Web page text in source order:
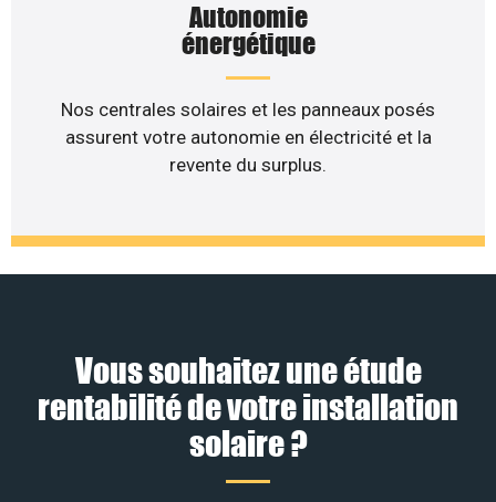
Autonomie
énergétique
Nos centrales solaires et les panneaux posés
assurent votre autonomie en électricité et la
revente du surplus.
Vous souhaitez une étude
rentabilité de votre installation
solaire ?